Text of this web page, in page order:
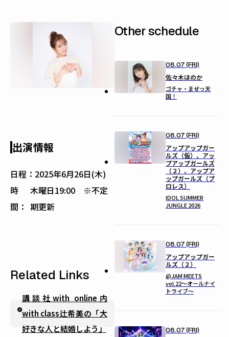
出演情報
日程： 2025年6月26日(木)
時
間：
木曜日19:00 ※不定
期更新
Related Links
講談社with online内
with class辻希美の「大
好きな人と結婚しよう」
Other schedule
08.07 (FRI)
佐々木ほのか
ゴチャ・まぜっ天
国！
08.07 (FRI)
アップアップガー
ルズ（仮）、アッ
プアップガールズ
（２）、アップア
ップガールズ（プ
ロレス）
IDOL SUMMER
JUNGLE 2026
08.07 (FRI)
アップアップガー
ルズ（２）
@JAM MEETS
vol.22〜オールナイ
トライブ〜
08.07 (FRI)